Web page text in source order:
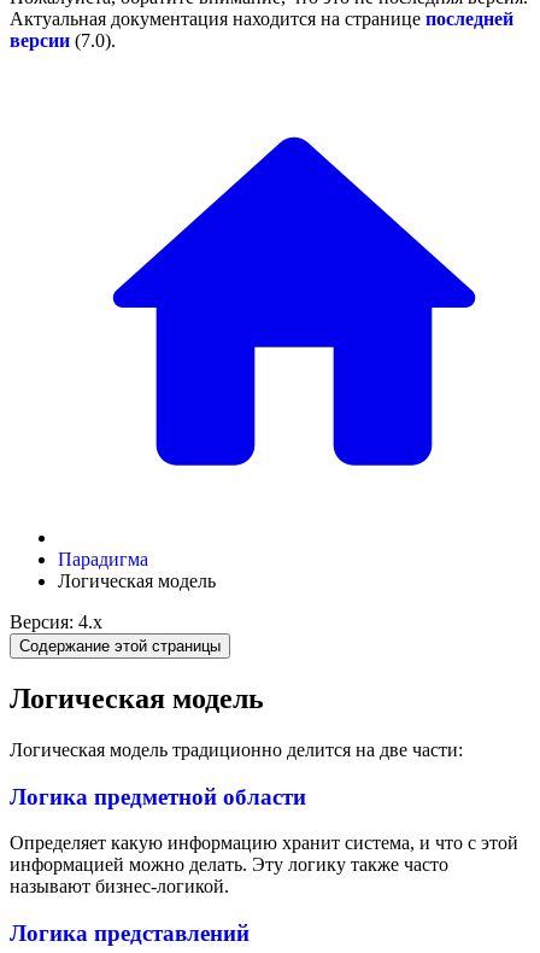
Актуальная документация находится на странице последней
версии (7.0).
Парадигма
Логическая модель
Версия: 4.x
Содержание этой страницы
Логическая модель
Логическая модель традиционно делится на две части:
Логика предметной области
Определяет какую информацию хранит система, и что с этой
информацией можно делать. Эту логику также часто
называют бизнес-логикой.
Логика представлений